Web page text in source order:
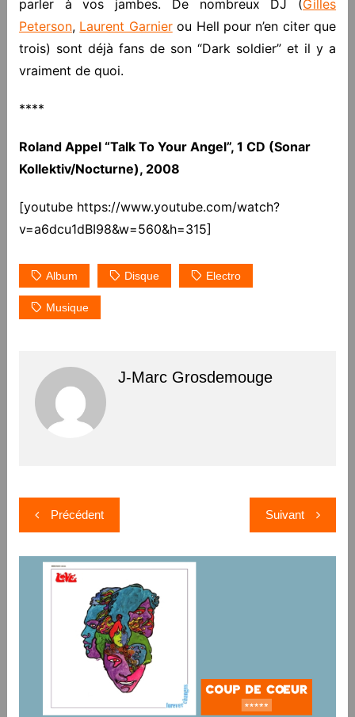
parler à vos jambes. De nombreux DJ (Gilles
Peterson, Laurent Garnierou Hell pour n’en citer que
trois) sont déjà fans de son “Dark soldier” et il y a
vraiment de quoi.
****
Roland Appel “Talk To Your Angel”, 1 CD (Sonar
Kollektiv/Nocturne), 2008
[youtube https://www.youtube.com/watch?
v=a6dcu1dBI98&w=560&h=315]
Album Disque Electro
Musique
J-Marc Grosdemouge
Navigation
de
l’article
Précédent Suivant